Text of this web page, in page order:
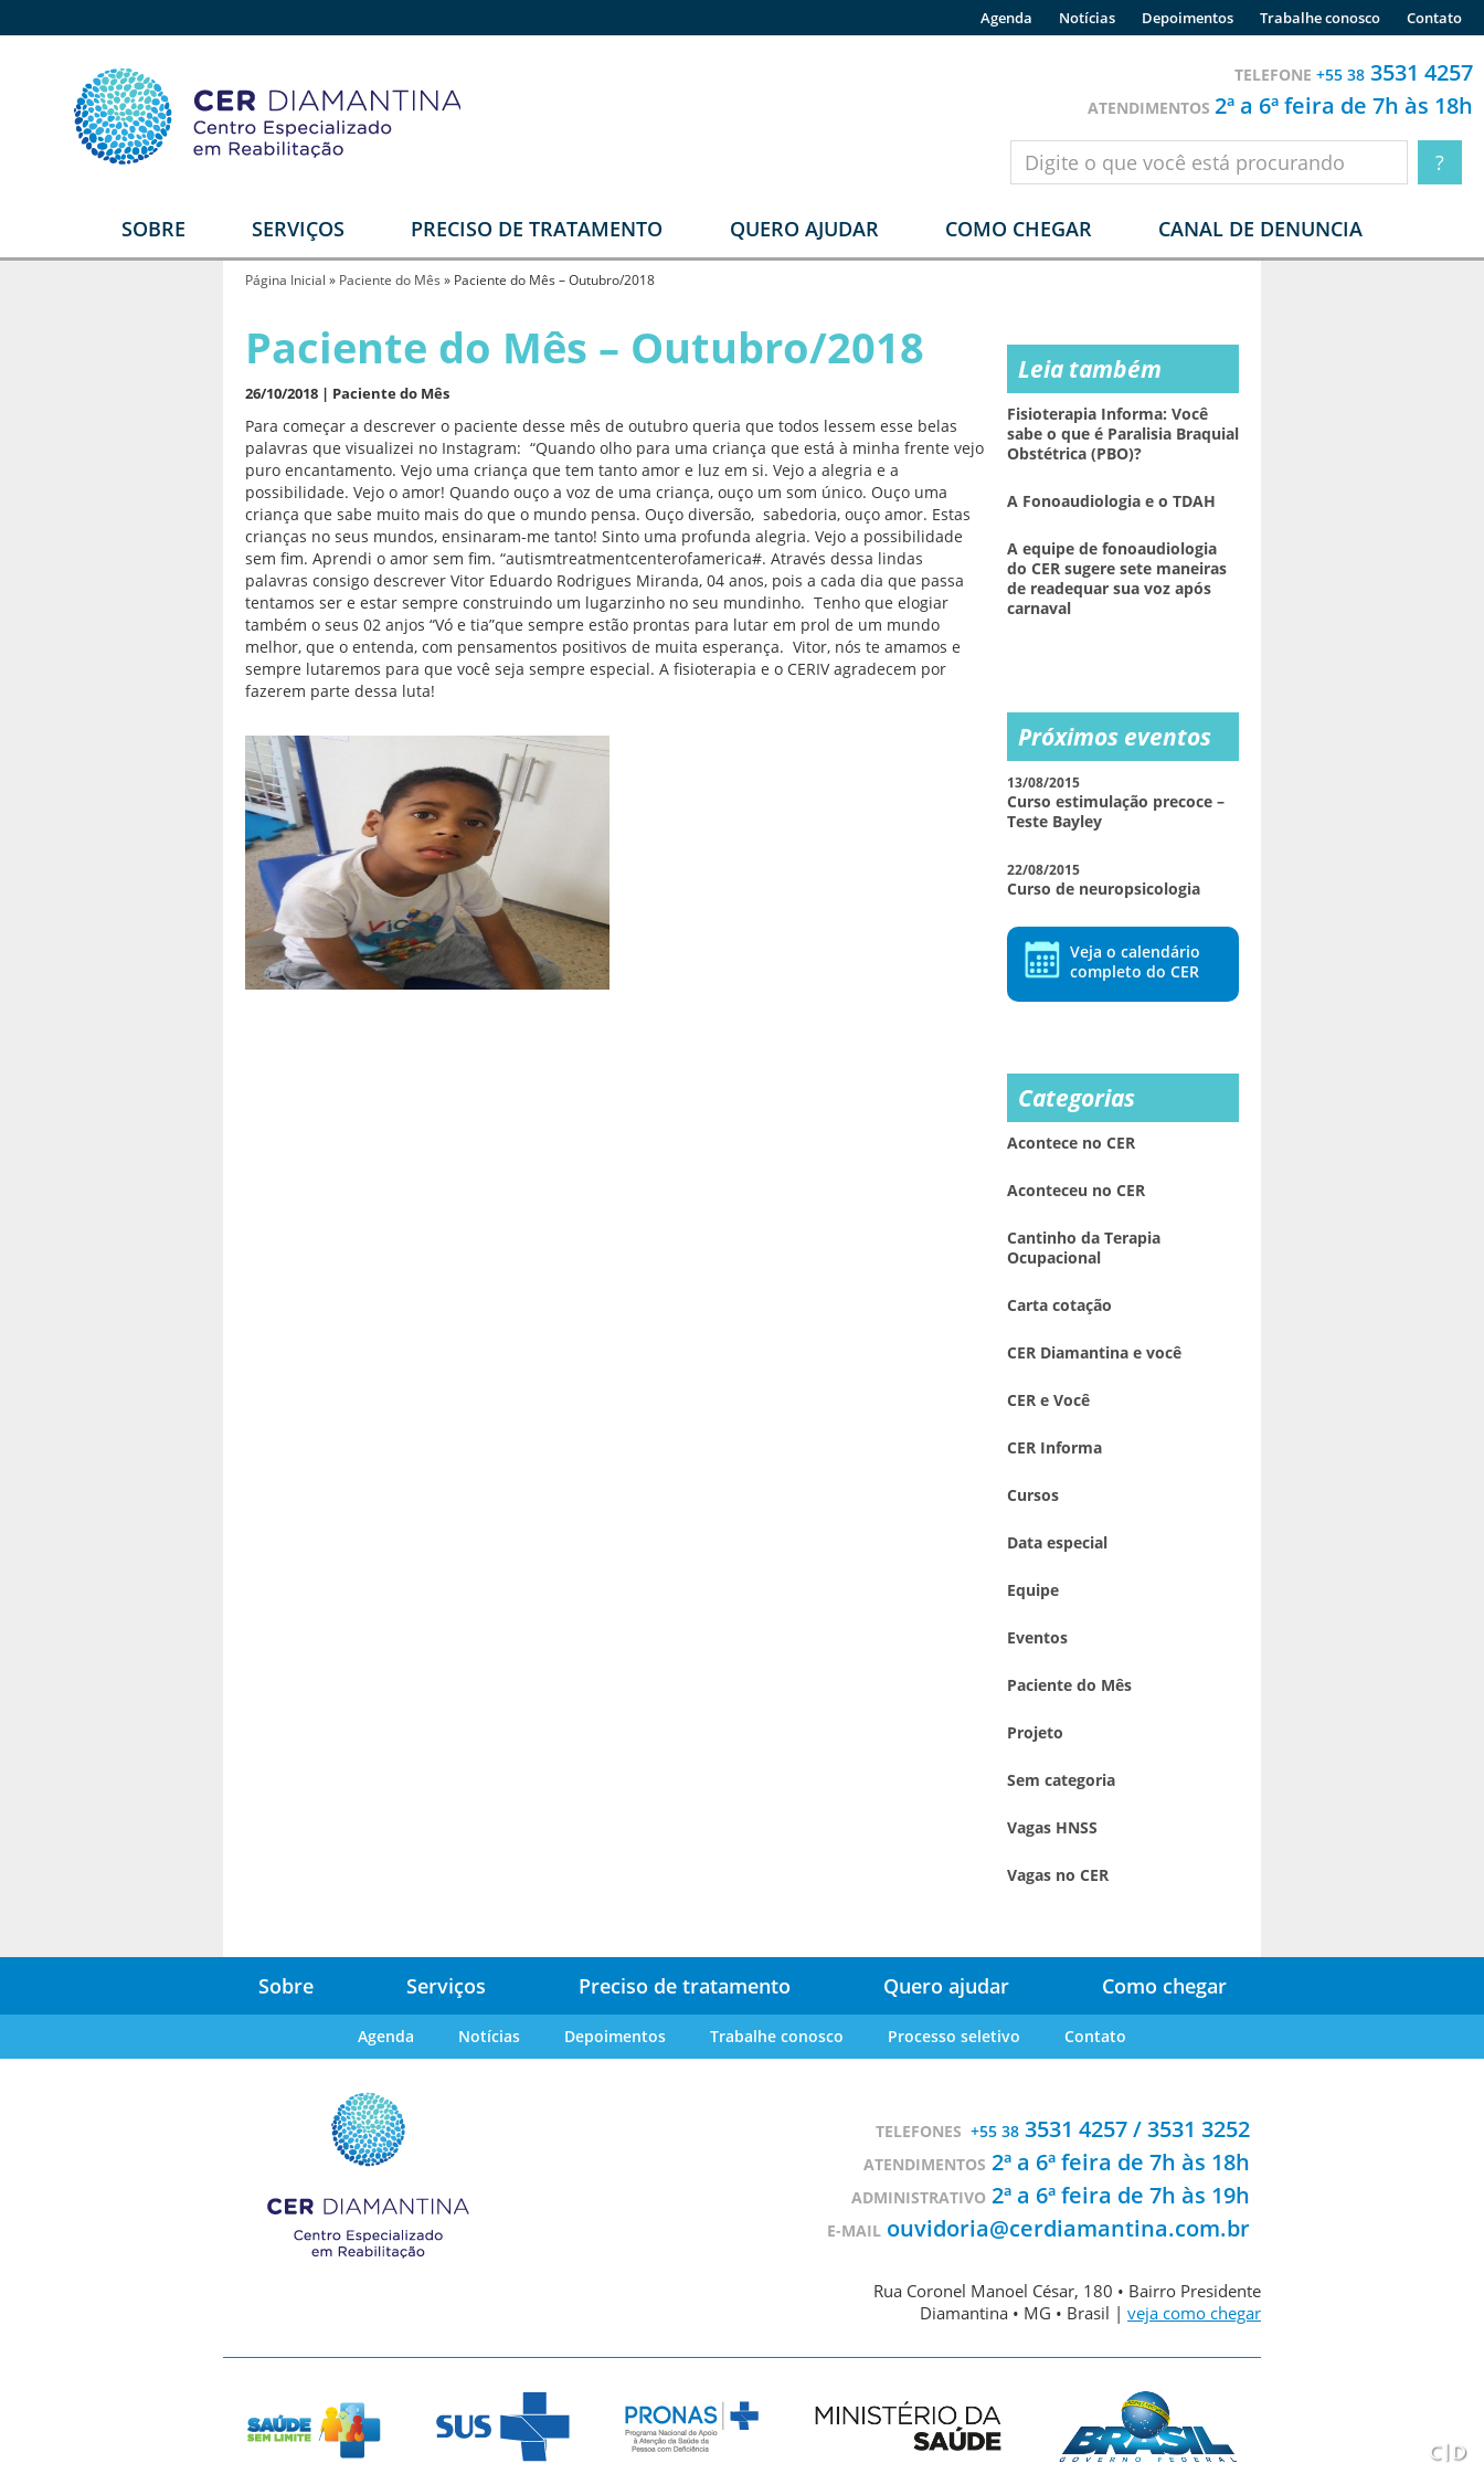
Agenda Notícias Depoimentos Trabalhe conosco Contato
TELEFONE +55 38 3531 4257
ATENDIMENTOS 2ª a 6ª feira de 7h às 18h
SOBRE
Video institucional
SERVIÇOS
Reabilitação Física
Estomia
Terapêuticos
Reabilitação Intelectual
Reabilitação Visual
Serviços Diferenciais
Reabilitação
Urológica
Ambulatório
de
feridas
Toxina
Botulínica
Pediasuit
Esporte-
Odontologia
Cinoterapia
Triagem
Auditiva
Neonatal
TAN
Transporte
adaptado
Órtese e Prótese
PRECISO DE TRATAMENTO QUERO AJUDAR COMO CHEGAR CANAL DE DENUNCIA
Página Inicial » Paciente do Mês » Paciente do Mês – Outubro/2018
Paciente do Mês – Outubro/2018
26/10/2018 | Paciente do Mês
Para começar a descrever o paciente desse mês de outubro queria que todos lessem esse belas
palavras que visualizei no Instagram: “Quando olho para uma criança que está à minha frente vejo
puro encantamento. Vejo uma criança que tem tanto amor e luz em si. Vejo a alegria e a
possibilidade. Vejo o amor! Quando ouço a voz de uma criança, ouço um som único. Ouço uma
criança que sabe muito mais do que o mundo pensa. Ouço diversão, sabedoria, ouço amor. Estas
crianças no seus mundos, ensinaram-me tanto! Sinto uma profunda alegria. Vejo a possibilidade
sem fim. Aprendi o amor sem fim. “autismtreatmentcenterofamerica#. Através dessa lindas
palavras consigo descrever Vitor Eduardo Rodrigues Miranda, 04 anos, pois a cada dia que passa
tentamos ser e estar sempre construindo um lugarzinho no seu mundinho. Tenho que elogiar
também o seus 02 anjos “Vó e tia”que sempre estão prontas para lutar em prol de um mundo
melhor, que o entenda, com pensamentos positivos de muita esperança. Vitor, nós te amamos e
sempre lutaremos para que você seja sempre especial. A fisioterapia e o CERIV agradecem por
fazerem parte dessa luta!
Leia também
Fisioterapia Informa: Você
sabe o que é Paralisia Braquial
Obstétrica (PBO)?
A Fonoaudiologia e o TDAH
A equipe de fonoaudiologia
do CER sugere sete maneiras
de readequar sua voz após
carnaval
Próximos eventos
13/08/2015
Curso estimulação precoce –
Teste Bayley
22/08/2015
Curso de neuropsicologia
Veja o calendário
completo do CER
Categorias
Acontece no CER
Aconteceu no CER
Cantinho da Terapia
Ocupacional
Carta cotação
CER Diamantina e você
CER e Você
CER Informa
Cursos
Data especial
Equipe
Eventos
Paciente do Mês
Projeto
Sem categoria
Vagas HNSS
Vagas no CER
Sobre Serviços Preciso de tratamento Quero ajudar Como chegar
Agenda Notícias Depoimentos Trabalhe conosco Processo seletivo Contato
TELEFONES +55 38 3531 4257 / 3531 3252
ATENDIMENTOS 2ª a 6ª feira de 7h às 18h
ADMINISTRATIVO 2ª a 6ª feira de 7h às 19h
E-MAIL ouvidoria@cerdiamantina.com.br
Rua Coronel Manoel César, 180 • Bairro Presidente
Diamantina • MG • Brasil | veja como chegar